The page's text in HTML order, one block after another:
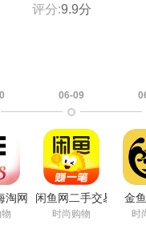
评分:9.9分
淘网站
06-09
闲鱼网二手交易平台
时尚购物
金
时